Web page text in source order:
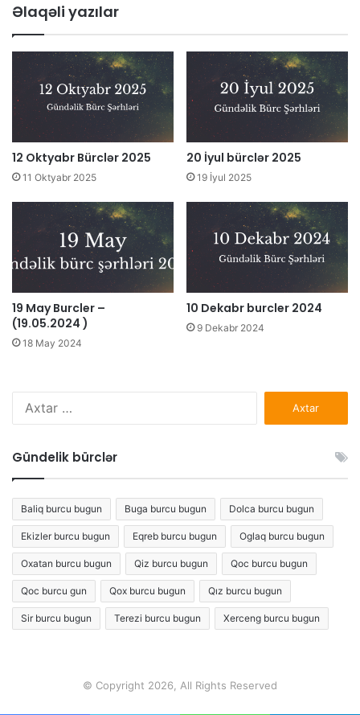
Əlaqəli yazılar
12 Oktyabr Bürclər 2025
11 Oktyabr 2025
20 İyul bürclər 2025
19 İyul 2025
19 May Burcler –
(19.05.2024 )
18 May 2024
10 Dekabr burcler 2024
9 Dekabr 2024
Gündelik bürclər
Baliq burcu bugun Buga burcu bugun Dolca burcu bugun
Ekizler burcu bugun Eqreb burcu bugun Oglaq burcu bugun
Oxatan burcu bugun Qiz burcu bugun Qoc burcu bugun
Qoc burcu gun Qox burcu bugun Qız burcu bugun
Sir burcu bugun Terezi burcu bugun Xerceng burcu bugun
© Copyright 2026, All Rights Reserved